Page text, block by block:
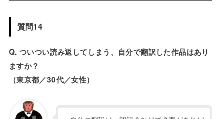
質問14
Q. ついつい読み返してしまう、自分で翻訳した作品はあり
ますか？
（東京都／30代／女性）